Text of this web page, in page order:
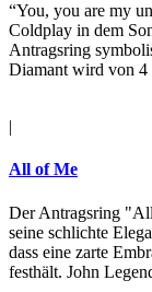
“You, you are my
Coldplay in dem
Antragsring
Diamant wird von 4
|
All of Me
Der Antragsring
seine schlichte
dass eine zarte
festhält. John